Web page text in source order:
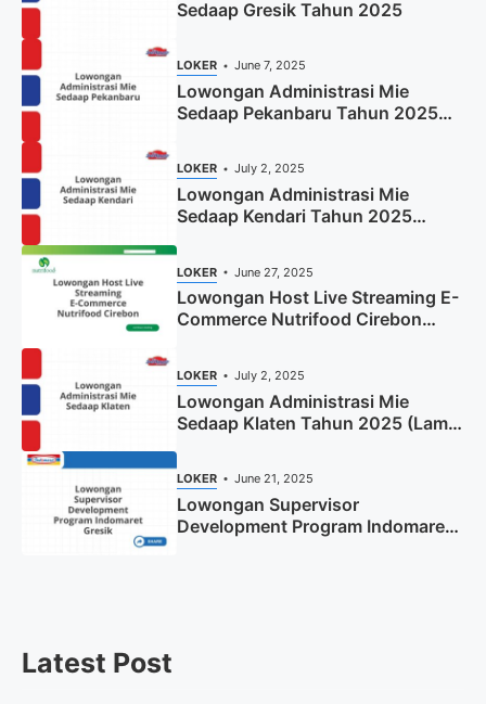
Sedaap Gresik Tahun 2025
LOKER June 7, 2025
Lowongan Administrasi Mie
Sedaap Pekanbaru Tahun 2025
LOKER July 2, 2025
Lowongan Administrasi Mie
Sedaap Kendari Tahun 2025
LOKER June 27, 2025
Lowongan Host Live Streaming E-
Commerce Nutrifood Cirebon
LOKER July 2, 2025
Lowongan Administrasi Mie
Sedaap Klaten Tahun 2025 (Lamar
LOKER June 21, 2025
Lowongan Supervisor
Development Program Indomaret
Latest Post